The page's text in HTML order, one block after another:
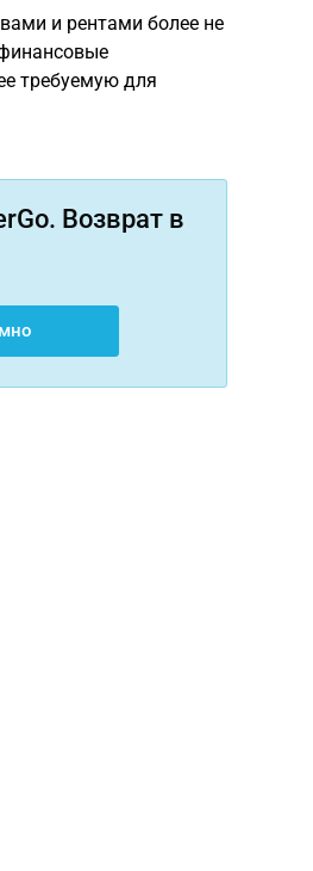
и рентами более не
требуемую для
Возврат в